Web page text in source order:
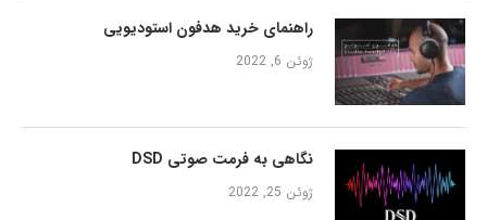
راهنمای خرید هدفون استودیویی
ژوئن 6, 2022
نگاهی به فرمت صوتی DSD
ژوئن 25, 2022